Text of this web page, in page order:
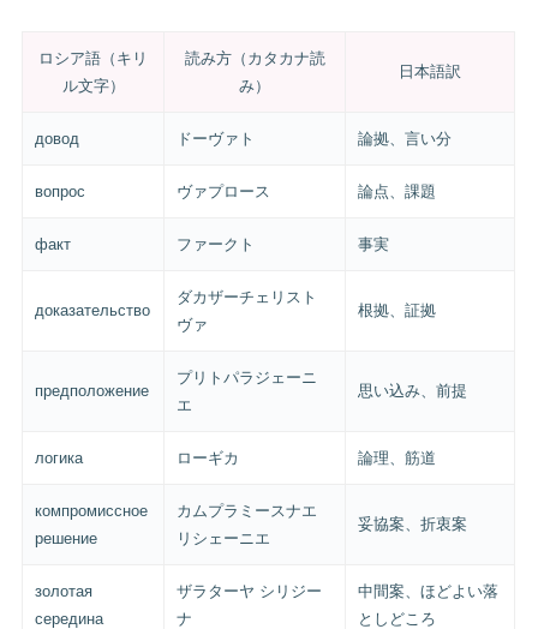
ロシア語（キリ
ル文字）
読み方（カタカナ読
み）
日本語訳
довод ドーヴァト 論拠、言い分
вопрос ヴァプロース 論点、課題
факт ファークト 事実
доказательство
ダカザーチェリスト
ヴァ
根拠、証拠
предположение
プリトパラジェーニ
エ
思い込み、前提
логика ローギカ 論理、筋道
компромиссное
решение
カムプラミースナエ
リシェーニエ
妥協案、折衷案
золотая
середина
ザラターヤ シリジー
ナ
中間案、ほどよい落
としどころ